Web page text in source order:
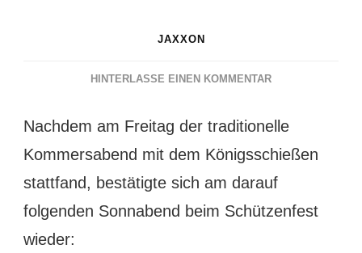
JAXXON
HINTERLASSE EINEN KOMMENTARZU
NBSG
2016/2017
Nachdem am Freitag der traditionelle
Kommersabend mit dem Königsschießen
stattfand, bestätigte sich am darauf
folgenden Sonnabend beim Schützenfest
wieder: